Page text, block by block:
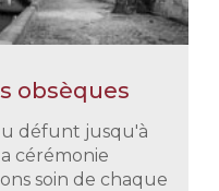
obsèques
défunt jusqu'à
cérémonie
soin de chaque